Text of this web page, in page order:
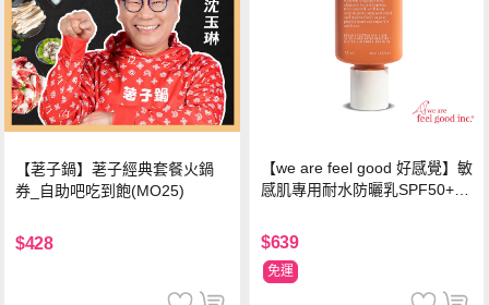
【荖子鍋】荖子經典套餐火鍋
券_自助吧吃到飽(MO25)
$428
【we are feel good 好感覺】敏
感肌專用耐水防曬乳SPF50+ 7
$639
免運